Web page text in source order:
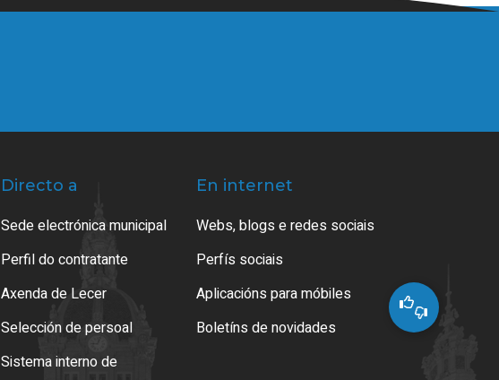
Directo a
Sede electrónica municipal
Perfil do contratante
Axenda de Lecer
Selección de persoal
Sistema interno de
En internet
Webs, blogs e redes sociais
Perfís sociais
Aplicacións para móbiles
Boletíns de novidades